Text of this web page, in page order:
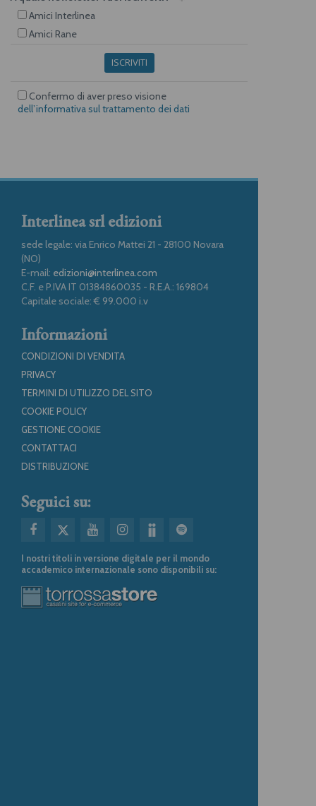
Amici Interlinea
Amici Rane
ISCRIVITI
Confermo di aver preso visione
dell’informativa sul trattamento dei dati
Interlinea srl edizioni
sede legale: via Enrico Mattei 21 - 28100 Novara
(NO)
E-mail: edizioni@interlinea.com
C.F. e P.IVA IT 01384860035 - R.E.A.: 169804
Capitale sociale: € 99.000 i.v
Informazioni
CONDIZIONI DI VENDITA
PRIVACY
TERMINI DI UTILIZZO DEL SITO
COOKIE POLICY
GESTIONE COOKIE
CONTATTACI
DISTRIBUZIONE
Seguici su:
I nostri titoli in versione digitale per il mondo
accademico internazionale sono disponibili su: